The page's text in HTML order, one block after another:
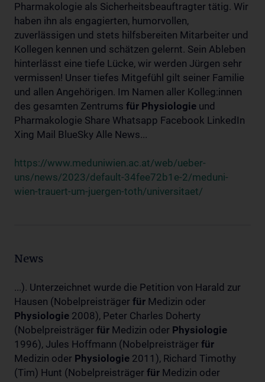
Pharmakologie als Sicherheitsbeauftragter tätig. Wir
haben ihn als engagierten, humorvollen,
zuverlässigen und stets hilfsbereiten Mitarbeiter und
Kollegen kennen und schätzen gelernt. Sein Ableben
hinterlässt eine tiefe Lücke, wir werden Jürgen sehr
vermissen! Unser tiefes Mitgefühl gilt seiner Familie
und allen Angehörigen. Im Namen aller Kolleg:innen
des gesamten Zentrums für Physiologie und
Pharmakologie Share Whatsapp Facebook LinkedIn
Xing Mail BlueSky Alle News...
https://www.meduniwien.ac.at/web/ueber-
uns/news/2023/default-34fee72b1e-2/meduni-
wien-trauert-um-juergen-toth/universitaet/
News
...). Unterzeichnet wurde die Petition von Harald zur
Hausen (Nobelpreisträger für Medizin oder
Physiologie 2008), Peter Charles Doherty
(Nobelpreisträger für Medizin oder Physiologie
1996), Jules Hoffmann (Nobelpreisträger für
Medizin oder Physiologie 2011), Richard Timothy
(Tim) Hunt (Nobelpreisträger für Medizin oder